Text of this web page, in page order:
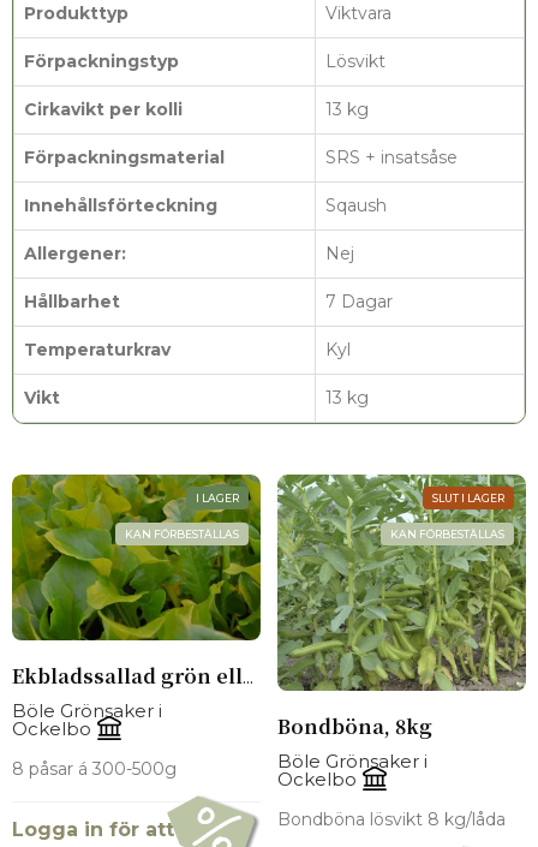
Produkttyp Viktvara
Förpackningstyp Lösvikt
Cirkavikt per kolli 13 kg
Förpackningsmaterial SRS + insatsåse
Innehållsförteckning Sqaush
Allergener: Nej
Hållbarhet 7 Dagar
Temperaturkrav Kyl
Vikt 13 kg
KAN FÖRBESTÄLLAS
I LAGER
Ekbladssallad grön eller röd, 8 påsar á 300-500g
Böle Grönsaker i
Ockelbo
8 påsar á 300-500g
Logga in för att se pris
KAN FÖRBESTÄLLAS
SLUT I LAGER
Bondböna, 8kg
Böle Grönsaker i
Ockelbo
Bondböna lösvikt 8 kg/låda